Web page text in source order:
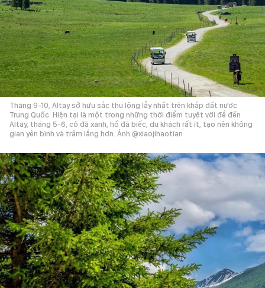
Tháng 9-10, Altay sở hữu sắc thu lộng lẫy nhất trên khắp đất nước
Trung Quốc. Hiện tại là một trong những thời điểm tuyệt vời để đến
Altay, tháng 5-6, cỏ đã xanh, hồ đã biếc, du khách rất ít, tạo nên không
gian yên bình và trầm lắng hơn. Ảnh @xiaojihaotian